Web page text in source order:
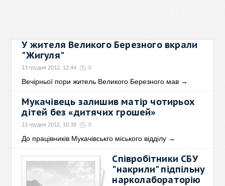
У жителя Великого Березного вкрали
"Жигуля"
13 грудня 2012, 12:44 0
Вечірньої пори житель Великого Березного мав →
Мукачівець залишив матір чотирьох
дітей без «дитячих грошей»
13 грудня 2012, 10:38 0
До працівників Мукачівськго міського відділу →
Співробітники СБУ
"накрили" підпільну
нарколабораторію